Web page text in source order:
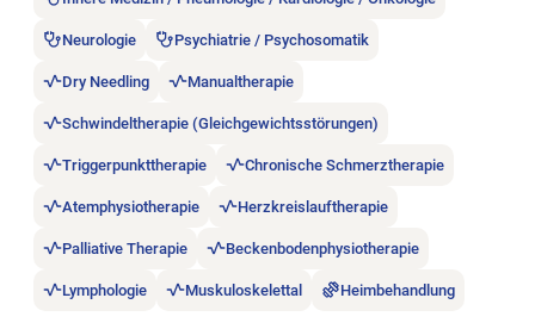
Neurologie Psychiatrie / Psychosomatik
Dry Needling Manualtherapie
Schwindeltherapie (Gleichgewichtsstörungen)
Triggerpunkttherapie Chronische Schmerztherapie
Atemphysiotherapie Herzkreislauftherapie
Palliative Therapie Beckenbodenphysiotherapie
Lymphologie Muskuloskelettal Heimbehandlung